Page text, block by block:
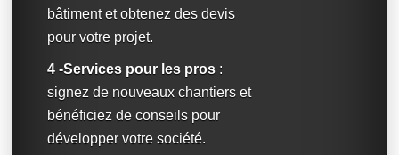
bâtiment et obtenez des devis
pour votre projet.
4 -Services pour les pros :
signez de nouveaux chantiers et
bénéficiez de conseils pour
développer votre société.